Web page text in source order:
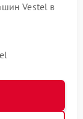
Vestel в